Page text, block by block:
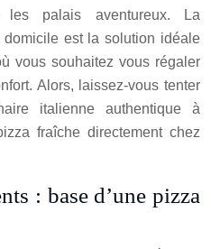
les palais aventureux. La
est la solution idéale
vous souhaitez vous régaler
Alors, laissez-vous tenter
italienne authentique à
fraîche directement chez
: base d’une pizza